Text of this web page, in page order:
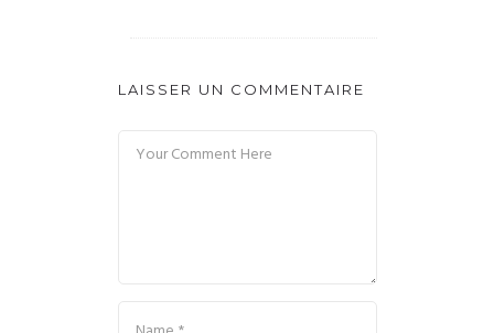
LAISSER UN COMMENTAIRE